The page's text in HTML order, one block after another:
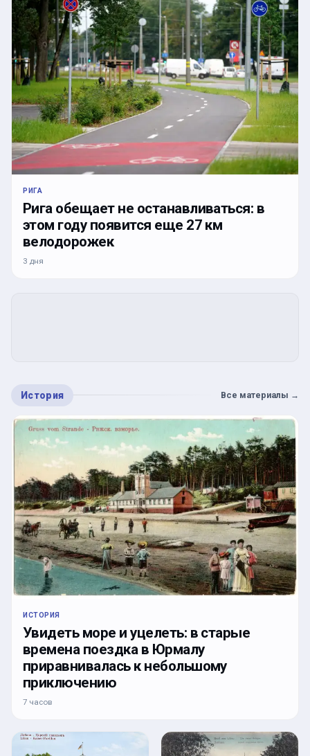
РИГА
Рига обещает не останавливаться: в
этом году появится еще 27 км
велодорожек
3 дня
История Все материалы →
ИСТОРИЯ
Увидеть море и уцелеть: в старые
времена поездка в Юрмалу
приравнивалась к небольшому
приключению
7 часов